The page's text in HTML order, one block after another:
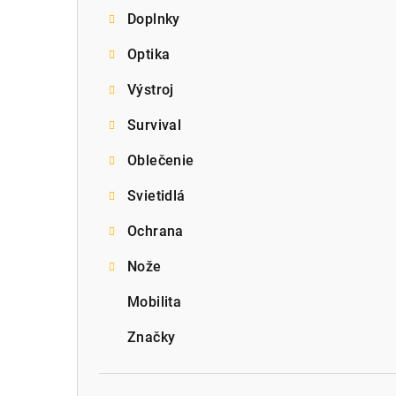
Doplnky
Optika
Výstroj
Survival
Oblečenie
Svietidlá
Ochrana
Nože
Mobilita
Značky